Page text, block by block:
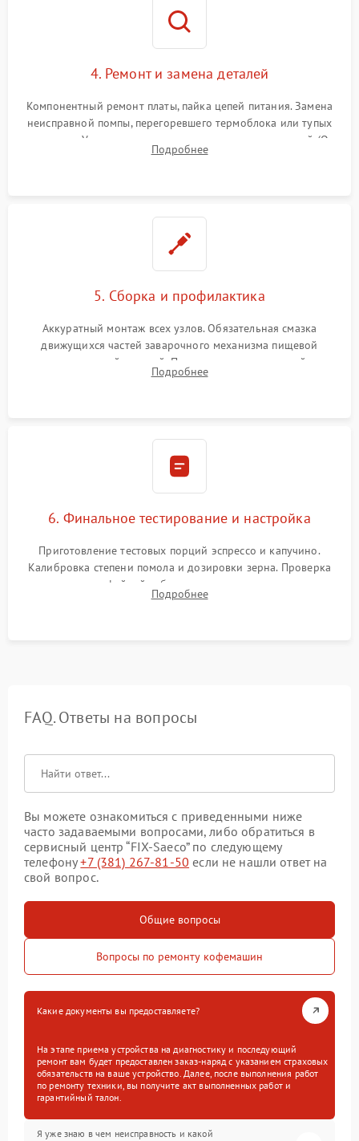
4. Ремонт и замена деталей
Компонентный ремонт платы, пайка цепей питания. Замена
неисправной помпы, перегоревшего термоблока или тупых
жерновов. Установка новых силиконовых уплотнителей (O-
ring) и тефлоновых трубок для надежного устранения
Подробнее
5. Сборка и профилактика
Аккуратный монтаж всех узлов. Обязательная смазка
движущихся частей заварочного механизма пищевой
силиконовой смазкой. Проведение программной
декальцинации и очистки системы от кофейных масел.
Подробнее
6. Финальное тестирование и настройка
Приготовление тестовых порций эспрессо и капучино.
Калибровка степени помола и дозировки зерна. Проверка
плотности кофейной таблетки, температуры напитка и
качества молочной пены. Контроль отсутствия посторонних
Подробнее
FAQ. Ответы на вопросы
Вы можете ознакомиться с приведенными ниже
часто задаваемыми вопросами, либо обратиться в
сервисный центр “FIX-Saeco” по следующему
телефону+7 (381) 267-81-50 если не нашли ответ на
свой вопрос.
Общие вопросы
Вопросы по ремонту кофемашин
Какие документы вы предоставляете?
На этапе приема устройства на диагностику и последующий
ремонт вам будет предоставлен заказ-наряд с указанием страховых
обязательств на ваше устройство. Далее, после выполнения работ
по ремонту техники, вы получите акт выполненных работ и
гарантийный талон.
Я уже знаю в чем неисправность и какой